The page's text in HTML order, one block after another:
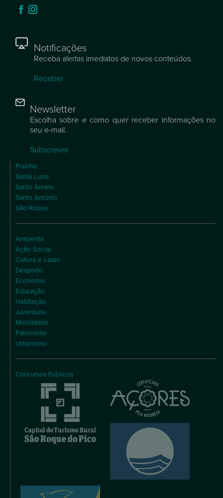
Notificações
Receba alertas imediatos de novos conteúdos.
Receber
Newsletter
Escolha sobre e como quer receber informações no
seu e-mail.
Subscrever
Praínha
Santa Luzia
Santo Amaro
Santo António
São Roque
Ambiente
Ação Social
Cultura e Lazer
Desporto
Economia
Educação
Habitação
Juventude
Mobilidade
Património
Urbanismo
Concursos Públicos